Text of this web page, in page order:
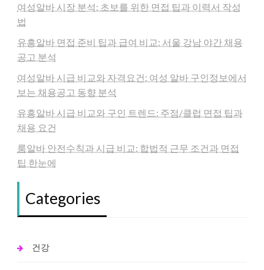
여성알바 시장 분석: 초보를 위한 면접 팁과 이력서 작성
법
유흥알바 면접 준비 팁과 급여 비교: 서울 강남 야간 채용
공고 분석
여성알바 시급 비교와 자격요건: 여성 알바 구인정보에서
보는 채용공고 동향 분석
유흥알바 시급 비교와 구인 트렌드: 주점/클럽 면접 팁과
채용 요건
룸알바 안전수칙과 시급 비교: 합법적 근무 조건과 면접
팁 한눈에
Categories
건강